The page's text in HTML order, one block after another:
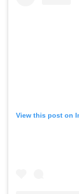
View this post on